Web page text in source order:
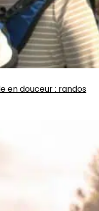
en douceur : randos